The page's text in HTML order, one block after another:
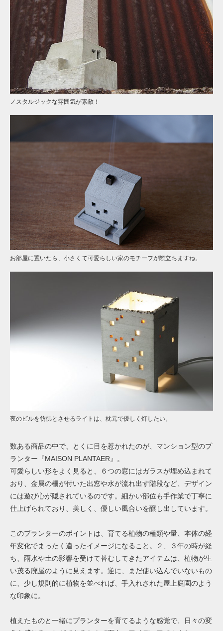
ノスタルジックな雰囲気が素敵！
お部屋に置いたら、小さくて可愛らしい家のモチーフが際立ちますね。
夜のビルを彷彿とさせるライトは、枕元で優しく灯したい。
数ある商品の中で、とくに目を惹かれたのが、マンション型のプ
ランター『MAISON PLANTAER』。
可愛らしい形をよく見ると、６つの窓にはガラスが埋め込まれて
おり、金属の柵が付いた出窓や水が流れ出す階段など、デザイン
には遊び心が隠されているのです。細かい部位も手作業で丁寧に
仕上げられており、美しく、優しい風合いを醸し出しています。
このプランターのポイントは、育てる植物の種類や量、本体の経
年変化でまったく違ったイメージになること。２、３年の時が経
ち、雨水や土の影響を受けて苔むしてきたアイテムは、植物が生
い茂る廃屋のように見えます。逆に、まだ使い込んでいないもの
に、少し規則的に植物を並べれば、手入れされた屋上庭園のよう
な印象に。
植えたものと一緒にプランターを育てるような感覚で、日々の変